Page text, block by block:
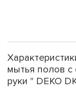
мытья полов
руки " DEKO